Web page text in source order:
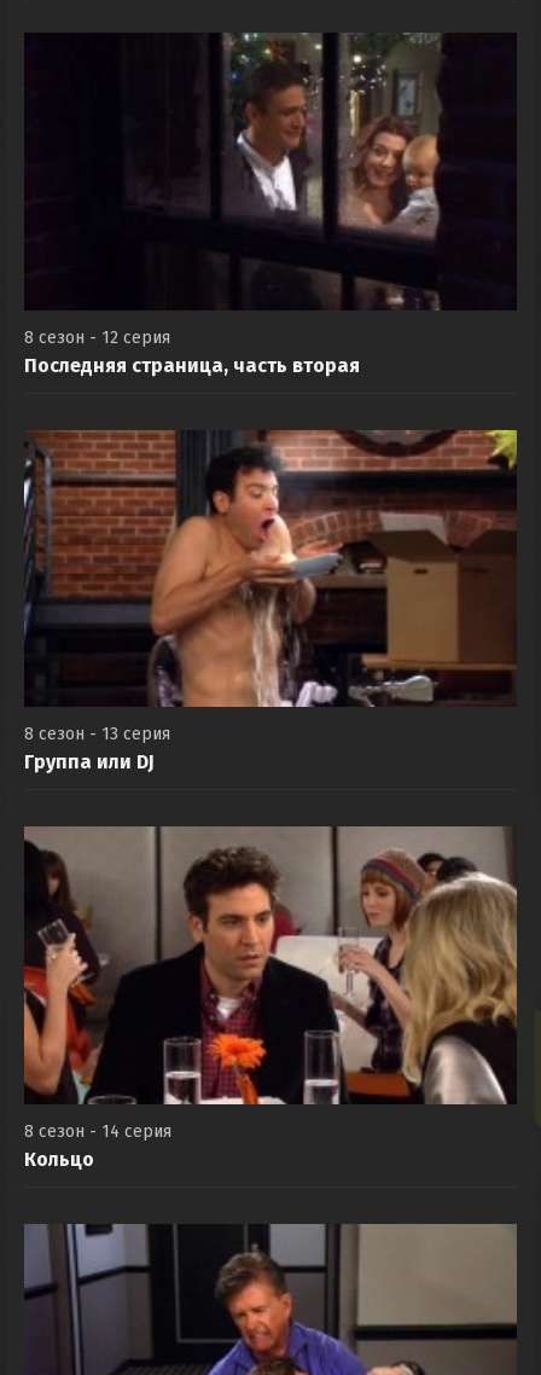
8 сезон - 12 серия
Последняя страница, часть вторая
8 сезон - 13 серия
Группа или DJ
8 сезон - 14 серия
Кольцо